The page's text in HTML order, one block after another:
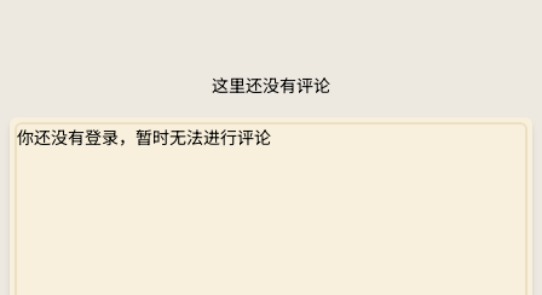
这里还没有评论
你还没有登录，暂时无法进行评论